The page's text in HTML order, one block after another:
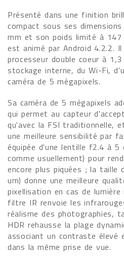
Présenté dans une finition
compact sous ses
mm et son poids limité à 147
est animé par Android 4.2.2.
processeur double coeur à
stockage interne, du Wi-Fi,
caméra de 5 mégapixels.
Sa caméra de 5 mégapixels
qui permet au capteur
qu'avec la FSI traditionnelle,
une meilleure sensibilité par
équipée d'une lentille f2.4 à
comme usuellement) pour
encore plus piquées ; la taille
um) donne une meilleure
pixellisation en cas de
filtre IR renvoie les
réalisme des photographies,
HDR rehausse la plage
associant un contraste élevé
dans la même prise de vue.